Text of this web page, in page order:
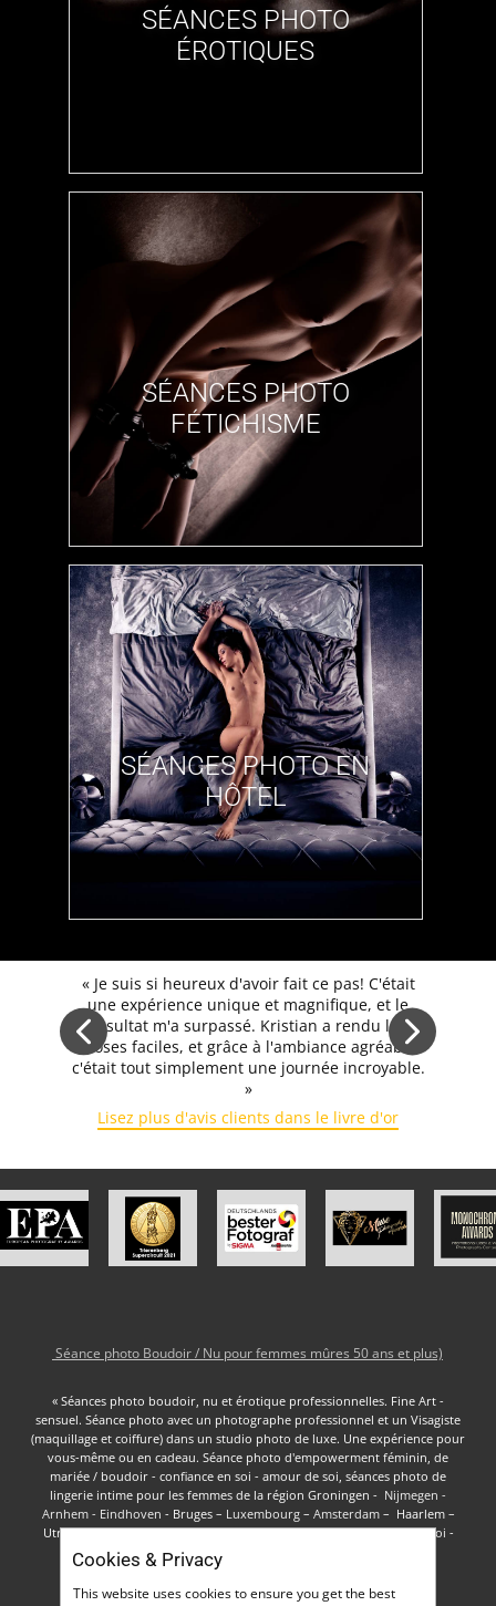
​SÉANCES PHOTO
ÉROTIQUES
​SÉANCES PHOTO
FÉTICHISME
​SÉANCES PHOTO EN
HÔTEL
​« Je suis si heureux d'avoir fait ce pas! C'était
une expérience unique et magnifique, et le
résultat m'a surpassé. Kristian a rendu les
choses faciles, et grâce à l'ambiance agréable,
c'était tout simplement une journée incroyable.
»
Lisez plus d'avis clients dans le livre d'or
Séance photo Boudoir / Nu pour femmes mûres 50 ans et plus)
« Séances photo boudoir, nu et érotique professionnelles. Fine Art -
sensuel. Séance photo avec un photographe professionnel et un ​Visagiste
(maquillage et coiffure) dans un studio photo de luxe. Une expérience pour
vous-même ou en cadeau. Séance photo d'empowerment féminin, de
mariée / boudoir - confiance en soi - amour de soi, séances photo de
lingerie intime pour les femmes de la région Groningen - ​ Nijmegen -
Arnhem - Eindhoven - Bruges – Luxembourg– Amsterdam– Haarlem –
Utrecht – Venlo –Rotterdam – La Haye-Bruxelles – Gand – Charleroi -
Anvers
Mentions légales Politique de confidentialité
Cookies & Privacy
This website uses cookies to ensure you get the best